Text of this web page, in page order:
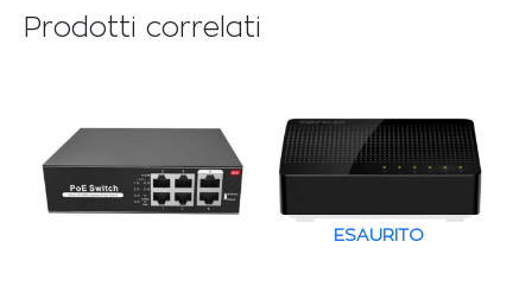
Prodotti correlati
ESAURITO